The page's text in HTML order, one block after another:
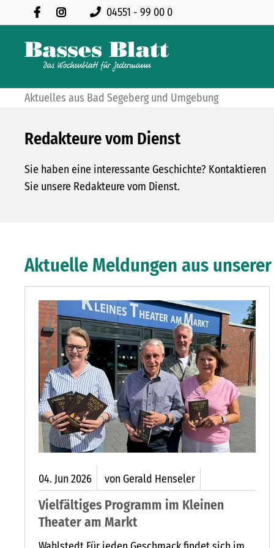
04551 - 99 00 0
Aktuelles aus Bad Segeberg und Umgebung
Redakteure vom Dienst
Sie haben eine interessante Geschichte? Kontaktieren
Sie unsere Redakteure vom Dienst.
Aktuelle Meldungen aus
04. Jun2026 von Gerald Henseler
Vielfältiges Programm im Kleinen
Theater am Markt
BRACHTE DEN SPORT NACH RICKLING